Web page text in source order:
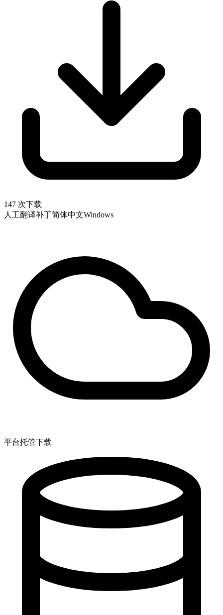
147 次下载
人工翻译补丁简体中文Windows
平台托管下载